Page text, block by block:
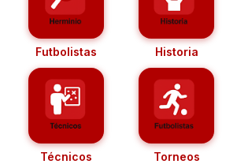
Futbolistas Historia
Técnicos Torneos